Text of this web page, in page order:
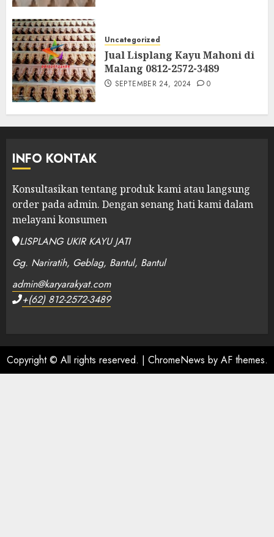
Uncategorized
Jual Lisplang Kayu Mahoni di
Malang 0812-2572-3489
SEPTEMBER 24, 2024 0
INFO KONTAK
Konsultasikan tentang produk kami atau langsung
order pada admin. Dengan senang hati kami dalam
melayani konsumen
LISPLANG UKIR KAYU JATI
Gg. Nariratih, Geblag, Bantul, Bantul
admin@karyarakyat.com
+(62) 812-2572-3489
Copyright © All rights reserved. | ChromeNews by AF themes.